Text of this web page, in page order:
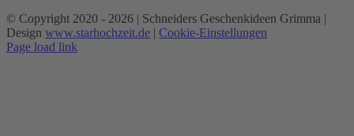
© Copyright 2020 - 2026 | Schneiders Geschenkideen Grimma |
Design www.starhochzeit.de | Cookie-Einstellungen
Page load link